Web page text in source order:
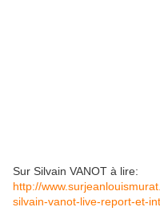
Sur Silvain VANOT à lire:
http://
silvain-vanot-live-report-et-